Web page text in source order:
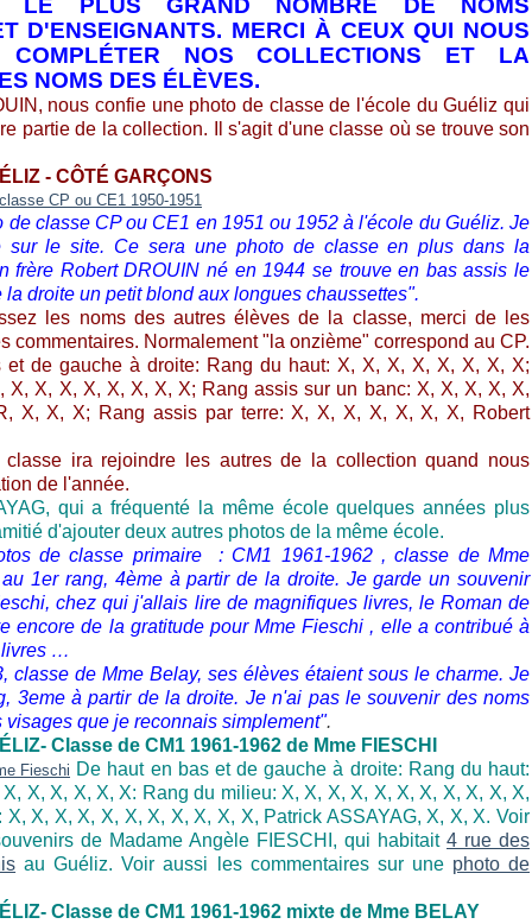
LE PLUS GRAND NOMBRE DE NOMS
D'ENSEIGNANTS. MERCI À CEUX QUI NOUS
NOS COLLECTIONS ET LA
NOMS DES ÉLÈVES.
nous confie une photo de classe de l'école du Guéliz qui
partie de la collection. Il s'agit d'une classe où se trouve son
- CÔTÉ GARÇONS
de classe CP ou CE1 en 1951 ou 1952 à l'école du Guéliz. Je
sur le site. Ce sera une photo de classe en plus dans la
frère Robert DROUIN né en 1944 se trouve en bas assis le
la droite un petit blond aux longues chaussettes".
les noms des autres élèves de la classe, merci de les
commentaires. Normalement "la onzième" correspond au CP.
et de gauche à droite: Rang du haut: X, X, X, X, X, X, X, X;
X, X, X, X, X, X, X, X; Rang assis sur un banc: X, X, X, X, X,
X, X, X; Rang assis par terre: X, X, X, X, X, X, X, Robert
classe ira rejoindre les autres de la collection quand nous
de l'année.
qui a fréquenté la même école quelques années plus
d'ajouter deux autres photos de la même école.
de classe primaire : CM1 1961-1962 , classe de Mme
1errang, 4ème à partir de la droite. Je garde un souvenir
chez qui j'allais lire de magnifiques livres, le Roman de
encore de la gratitude pour Mme Fieschi , elle a contribué à
livres …
classe de Mme Belay, ses élèves étaient sous le charme. Je
3eme à partir de la droite. Je n'ai pas le souvenir des noms
visages que je reconnais simplement".
Classe de CM1 1961-1962 de Mme FIESCHI
De haut en bas et de gauche à droite: Rang du haut:
X, X, X, X, X: Rang du milieu: X, X, X, X, X, X, X, X, X, X, X,
X, X, X, X, X, X, X, X, X, X, X, Patrick ASSAYAG, X, X, X. Voir
de Madame Angèle FIESCHI, qui habitait 4 rue des
au Guéliz. Voir aussi les commentaires sur une photo de
Classe de CM1 1961-1962 mixte de Mme BELAY